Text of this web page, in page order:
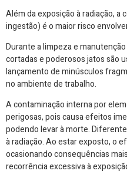
Além da exposição à radiação,
ingestão) é o maior risco
Durante a limpeza e
cortadas e poderosos jatos são
lançamento de minúsculos
no ambiente de trabalho.
A contaminação interna por
perigosas, pois causa efeitos
podendo levar à morte.
à radiação. Ao estar exposto, o
ocasionando consequências
recorrência excessiva à